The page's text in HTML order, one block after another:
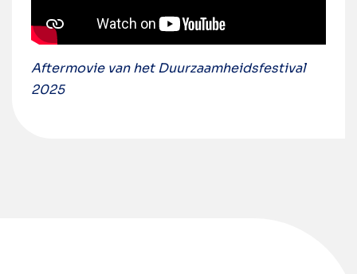
Aftermovie van het Duurzaamheidsfestival
2025